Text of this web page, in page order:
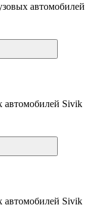
автомобилей
автомобилей Sivik
автомобилей Sivik